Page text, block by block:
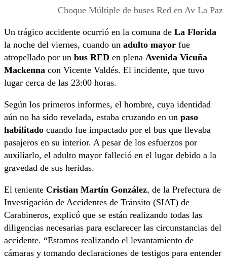
Choque Múltiple de buses Red en Av La Paz
Un trágico accidente ocurrió en la comuna de La Florida
la noche del viernes, cuando un adulto mayor fue
atropellado por un bus RED en plena Avenida Vicuña
Mackenna con Vicente Valdés. El incidente, que tuvo
lugar cerca de las 23:00 horas.
Según los primeros informes, el hombre, cuya identidad
aún no ha sido revelada, estaba cruzando en un paso
habilitado cuando fue impactado por el bus que llevaba
pasajeros en su interior. A pesar de los esfuerzos por
auxiliarlo, el adulto mayor falleció en el lugar debido a la
gravedad de sus heridas.
El teniente Cristian Martín González, de la Prefectura de
Investigación de Accidentes de Tránsito (SIAT) de
Carabineros, explicó que se están realizando todas las
diligencias necesarias para esclarecer las circunstancias del
accidente. “Estamos realizando el levantamiento de
cámaras y tomando declaraciones de testigos para entender